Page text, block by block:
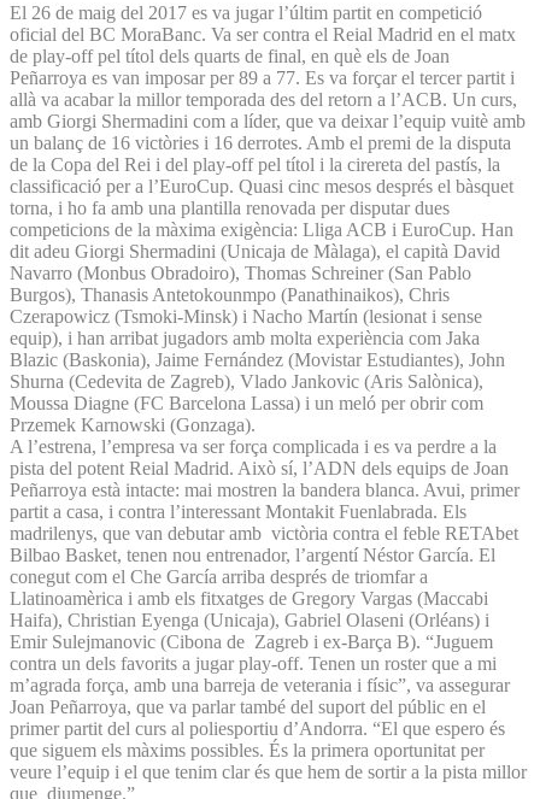
El 26 de maig del 2017 es va jugar l’últim partit en competició
oficial del BC MoraBanc. Va ser contra el Reial Madrid en el matx
de play-off pel títol dels quarts de final, en què els de Joan
Peñarroya es van imposar per 89 a 77. Es va forçar el tercer partit i
allà va acabar la millor temporada des del retorn a l’ACB. Un curs,
amb Giorgi Shermadini com a líder, que va deixar l’equip vuitè amb
un balanç de 16 victòries i 16 derrotes. Amb el premi de la disputa
de la Copa del Rei i del play-off pel títol i la cirereta del pastís, la
classificació per a l’EuroCup. Quasi cinc mesos després el bàsquet
torna, i ho fa amb una plantilla renovada per disputar dues
competicions de la màxima exigència: Lliga ACB i EuroCup. Han
dit adeu Giorgi Shermadini (Unicaja de Màlaga), el capità David
Navarro (Monbus Obradoiro), Thomas Schreiner (San Pablo
Burgos), Thanasis Antetokounmpo (Panathinaikos), Chris
Czerapowicz (Tsmoki-Minsk) i Nacho Martín (lesionat i sense
equip), i han arribat jugadors amb molta experiència com Jaka
Blazic (Baskonia), Jaime Fernández (Movistar Estudiantes), John
Shurna (Cedevita de Zagreb), Vlado Jankovic (Aris Salònica),
Moussa Diagne (FC Barcelona Lassa) i un meló per obrir com
Przemek Karnowski (Gonzaga).
A l’estrena, l’empresa va ser força complicada i es va perdre a la
pista del potent Reial Madrid. Això sí, l’ADN dels equips de Joan
Peñarroya està intacte: mai mostren la bandera blanca. Avui, primer
partit a casa, i contra l’interessant Montakit Fuenlabrada. Els
madrilenys, que van debutar amb victòria contra el feble RETAbet
Bilbao Basket, tenen nou entrenador, l’argentí Néstor García. El
conegut com el Che García arriba després de triomfar a
Llatinoamèrica i amb els fitxatges de Gregory Vargas (Maccabi
Haifa), Christian Eyenga (Unicaja), Gabriel Olaseni (Orléans) i
Emir Sulejmanovic (Cibona de Zagreb i ex-Barça B). “Juguem
contra un dels favorits a jugar play-off. Tenen un roster que a mi
m’agrada força, amb una barreja de veterania i físic”, va assegurar
Joan Peñarroya, que va parlar també del suport del públic en el
primer partit del curs al poliesportiu d’Andorra. “El que espero és
que siguem els màxims possibles. És la primera oportunitat per
veure l’equip i el que tenim clar és que hem de sortir a la pista millor
que diumenge.”